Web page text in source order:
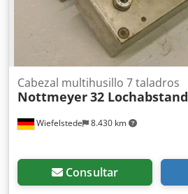
Wiefelstede 8.430 km
Cabezal multihusillo 7 taladros
Nottmeyer32 Lochabstand
Consultar